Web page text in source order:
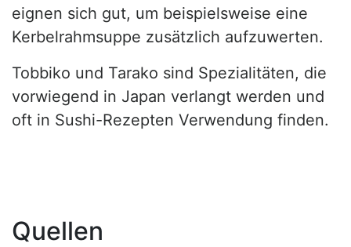
eignen sich gut, um beispielsweise eine
Kerbelrahmsuppe zusätzlich aufzuwerten.
Tobbiko und Tarako sind Spezialitäten, die
vorwiegend in Japan verlangt werden und
oft in Sushi-Rezepten Verwendung finden.
Quellen